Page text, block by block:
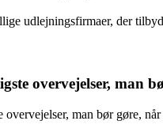
udlejningsfirmaer, der
overvejelser, man
overvejelser, man bør gøre,